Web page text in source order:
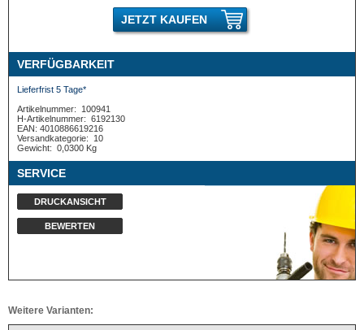
JETZT KAUFEN
VERFÜGBARKEIT
Lieferfrist 5 Tage*
Artikelnummer:
100941
H-Artikelnummer: 6192130
EAN: 4010886619216
Versandkategorie:
10
Gewicht: 0,0300 Kg
SERVICE
DRUCKANSICHT
BEWERTEN
Weitere Varianten: